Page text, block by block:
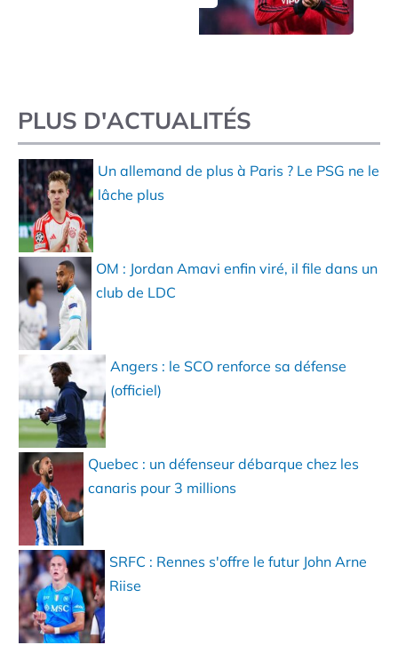
PLUS D'ACTUALITÉS
Un allemand de plus à Paris ? Le PSG ne le
lâche plus
OM : Jordan Amavi enfin viré, il file dans un
club de LDC
Angers : le SCO renforce sa défense
(officiel)
Quebec : un défenseur débarque chez les
canaris pour 3 millions
SRFC : Rennes s'offre le futur John Arne
Riise